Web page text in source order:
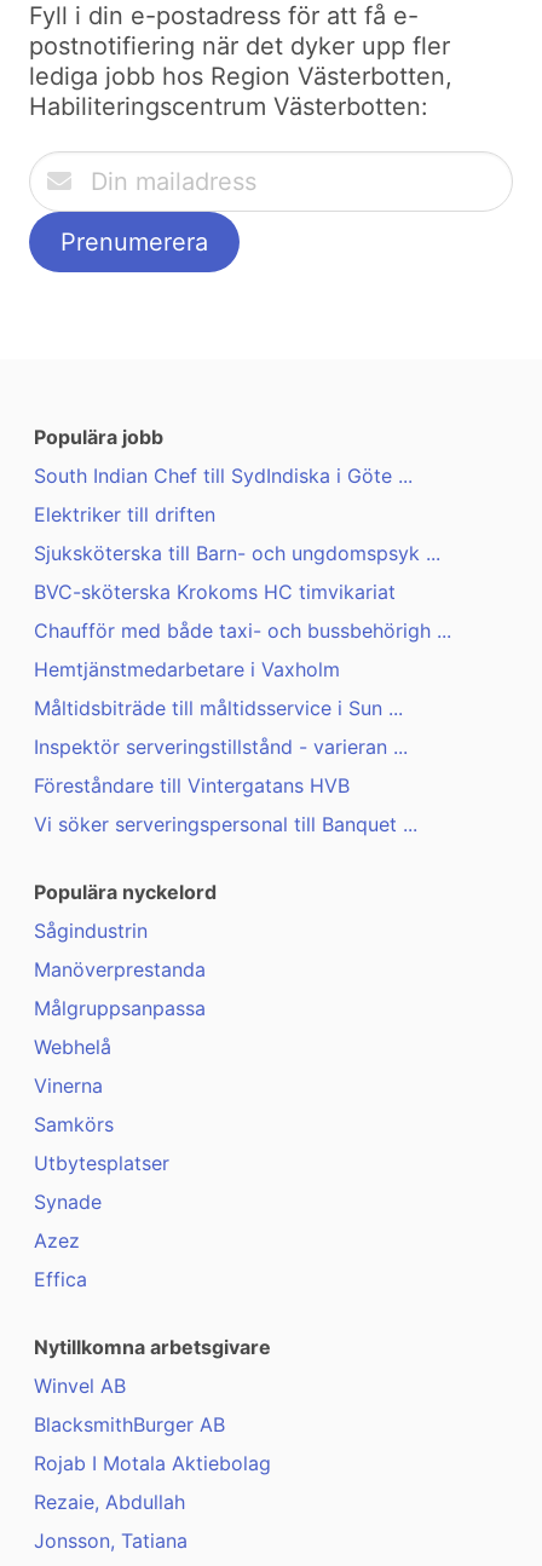
Fyll i din e-postadress för att få e-
postnotifiering när det dyker upp fler
lediga jobb hos Region Västerbotten,
Habiliteringscentrum Västerbotten:
Populära jobb
South Indian Chef till SydIndiska i Göte ...
Elektriker till driften
Sjuksköterska till Barn- och ungdomspsyk ...
BVC-sköterska Krokoms HC timvikariat
Chaufför med både taxi- och bussbehörigh ...
Hemtjänstmedarbetare i Vaxholm
Måltidsbiträde till måltidsservice i Sun ...
Inspektör serveringstillstånd - varieran ...
Föreståndare till Vintergatans HVB
Vi söker serveringspersonal till Banquet ...
Populära nyckelord
Sågindustrin
Manöverprestanda
Målgruppsanpassa
Webhelå
Vinerna
Samkörs
Utbytesplatser
Synade
Azez
Effica
Nytillkomna arbetsgivare
Winvel AB
BlacksmithBurger AB
Rojab I Motala Aktiebolag
Rezaie, Abdullah
Jonsson, Tatiana